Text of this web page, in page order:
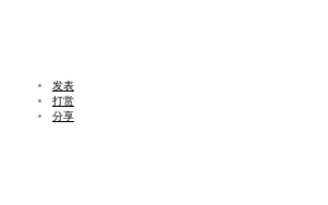
发表
打赏
分享